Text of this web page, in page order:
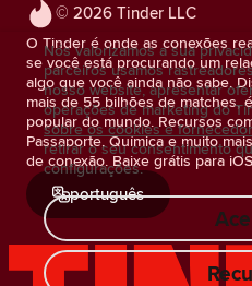
© 2026 Tinder LLC
O Tinder é onde as conexões
se você está procurando um
algo que você ainda não sabe.
mais de 55 bilhões de matches,
popular do mundo. Recursos
Passaporte, Química e muito
de conexão. Baixe grátis para
português
Nós valorizamos a sua
parceiros usamos
nosso website, apresentar
operações de marketing do
sobre os cookies e
retirar o seu consentimento
configurações.